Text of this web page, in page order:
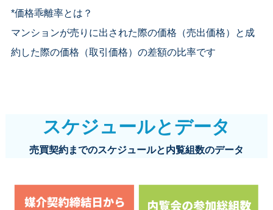
*価格乖離率とは？
マンションが売りに出された際の価格（売出価格）と成
約した際の価格（取引価格）の差額の比率です
スケジュールとデータ
売買契約までのスケジュールと内覧組数のデータ